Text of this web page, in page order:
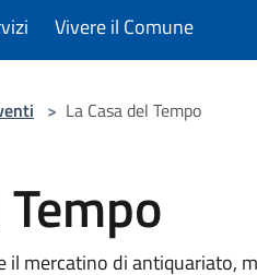
Vivere il Comune
> La Casa del Tempo
il mercatino di antiquariato,